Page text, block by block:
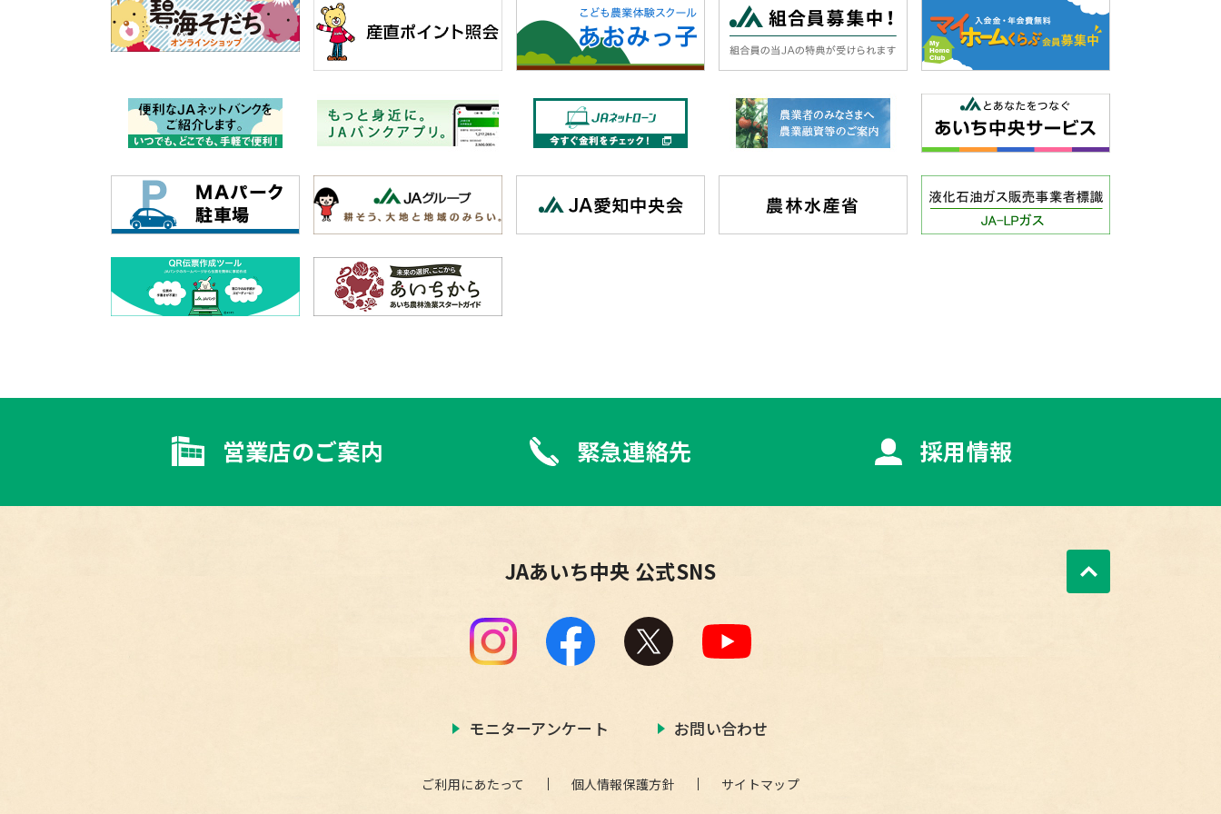
営業店のご案内 緊急連絡先 採用情報
JAあいち中央 公式SNS
モニターアンケート お問い合わせ
ご利用にあたって 個人情報保護方針 サイトマップ